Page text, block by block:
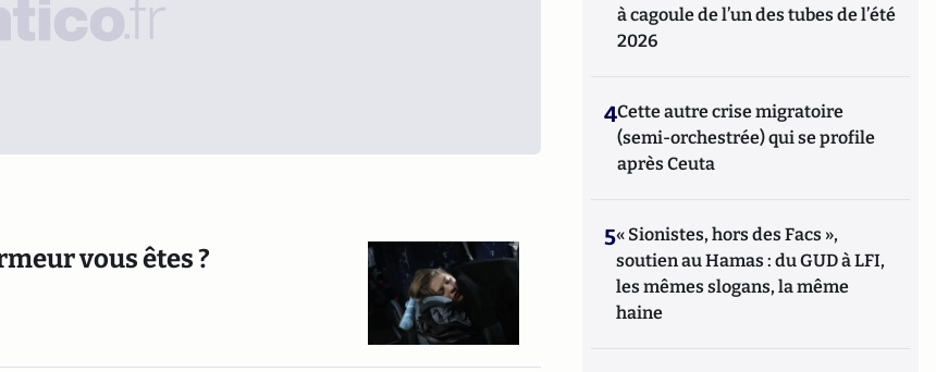
vous êtes ?
à cagoule de l’un des tubes de l’été
2026
4Cette autre crise migratoire
(semi-orchestrée) qui se profile
après Ceuta
5« Sionistes, hors des Facs »,
soutien au Hamas : du GUD à LFI,
les mêmes slogans, la même
haine